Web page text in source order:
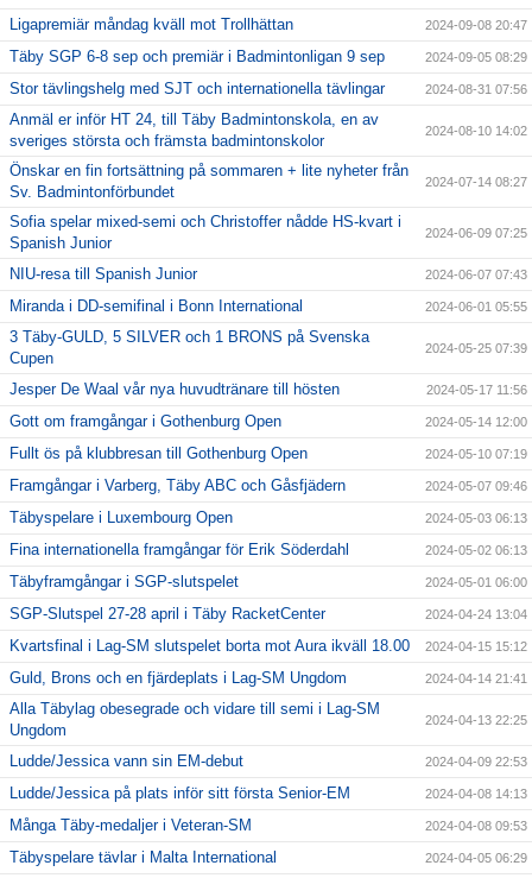
Ligapremiär måndag kväll mot Trollhättan 2024-09-08 20:47
Täby SGP 6-8 sep och premiär i Badmintonligan 9 sep 2024-09-05 08:29
Stor tävlingshelg med SJT och internationella tävlingar 2024-08-31 07:56
Anmäl er inför HT 24, till Täby Badmintonskola, en av
sveriges största och främsta badmintonskolor
2024-08-10 14:02
Önskar en fin fortsättning på sommaren + lite nyheter från
Sv. Badmintonförbundet
2024-07-14 08:27
Sofia spelar mixed-semi och Christoffer nådde HS-kvart i
Spanish Junior
2024-06-09 07:25
NIU-resa till Spanish Junior 2024-06-07 07:43
Miranda i DD-semifinal i Bonn International 2024-06-01 05:55
3 Täby-GULD, 5 SILVER och 1 BRONS på Svenska
Cupen
2024-05-25 07:39
Jesper De Waal vår nya huvudtränare till hösten 2024-05-17 11:56
Gott om framgångar i Gothenburg Open 2024-05-14 12:00
Fullt ös på klubbresan till Gothenburg Open 2024-05-10 07:19
Framgångar i Varberg, Täby ABC och Gåsfjädern 2024-05-07 09:46
Täbyspelare i Luxembourg Open 2024-05-03 06:13
Fina internationella framgångar för Erik Söderdahl 2024-05-02 06:13
Täbyframgångar i SGP-slutspelet 2024-05-01 06:00
SGP-Slutspel 27-28 april i Täby RacketCenter 2024-04-24 13:04
Kvartsfinal i Lag-SM slutspelet borta mot Aura ikväll 18.00 2024-04-15 15:12
Guld, Brons och en fjärdeplats i Lag-SM Ungdom 2024-04-14 21:41
Alla Täbylag obesegrade och vidare till semi i Lag-SM
Ungdom
2024-04-13 22:25
Ludde/Jessica vann sin EM-debut 2024-04-09 22:53
Ludde/Jessica på plats inför sitt första Senior-EM 2024-04-08 14:13
Många Täby-medaljer i Veteran-SM 2024-04-08 09:53
Täbyspelare tävlar i Malta International 2024-04-05 06:29